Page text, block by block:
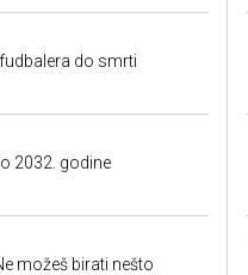
do smrti
2032. godine
možeš birati nešto